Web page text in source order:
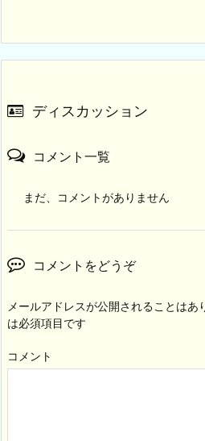
ディスカッション
コメント一覧
まだ、コメントがありません
コメントをどうぞ
メールアドレスが公開されることはあ
は必須項目です
コメント